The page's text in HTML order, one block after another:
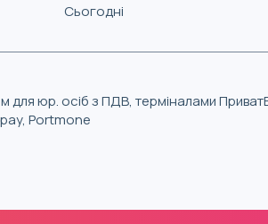
Сьогодні
для юр. осіб з ПДВ, терміналами
Portmone